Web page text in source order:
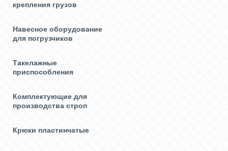
крепления грузов
Навесное оборудование
для погрузчиков
Такелажные
приспособления
Комплектующие для
производства строп
Крюки пластинчатые